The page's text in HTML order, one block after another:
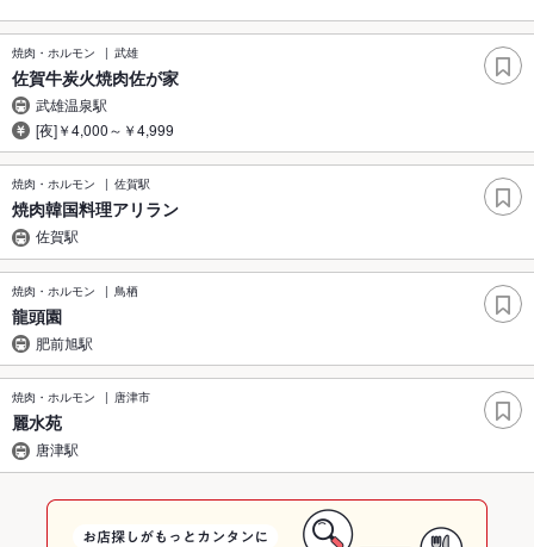
焼肉・ホルモン 武雄
佐賀牛炭火焼肉佐が家
武雄温泉駅
[夜]￥4,000～￥4,999
焼肉・ホルモン 佐賀駅
焼肉韓国料理アリラン
佐賀駅
焼肉・ホルモン 鳥栖
龍頭園
肥前旭駅
焼肉・ホルモン 唐津市
麗水苑
唐津駅